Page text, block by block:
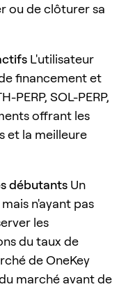
ou de clôturer sa
L'utilisateur
financement et
PERP, SOL-PERP,
offrant les
et la meilleure
débutants Un
n'ayant pas
les
du taux de
de OneKey
marché avant de